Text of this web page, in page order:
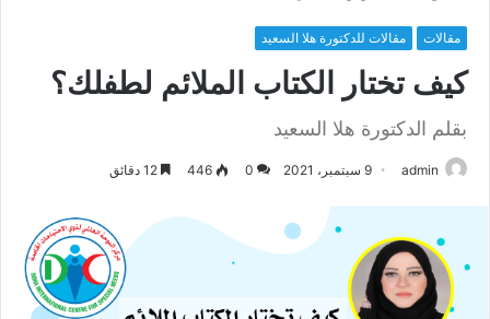
مقالات مقالات للدكتورة هلا السعيد
كيف تختار الكتاب الملائم لطفلك؟
بقلم الدكتورة هلا السعيد
admin 9 سبتمبر، 2021 0
446